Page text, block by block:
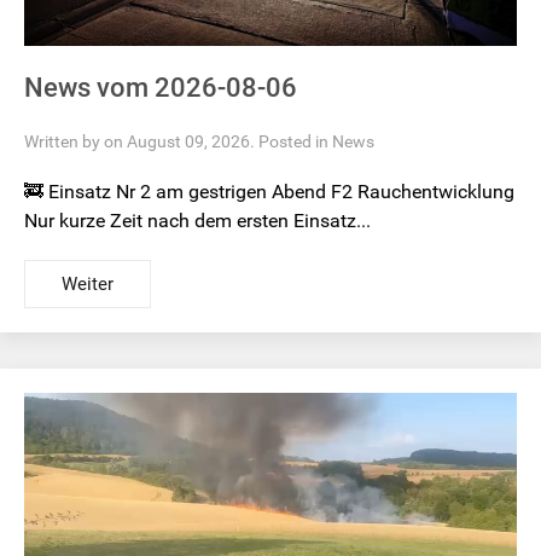
News vom 2026-08-06
Written by on August 09, 2026. Posted in News
🚒 Einsatz Nr 2 am gestrigen Abend F2 Rauchentwicklung
Nur kurze Zeit nach dem ersten Einsatz...
Weiter